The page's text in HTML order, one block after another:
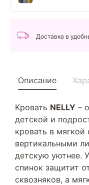
Доставка в
Описание
Кровать NELLY –
детской и
кровать в
вертикальными
детскую уютнее.
спинок защитит
сквозняков, а